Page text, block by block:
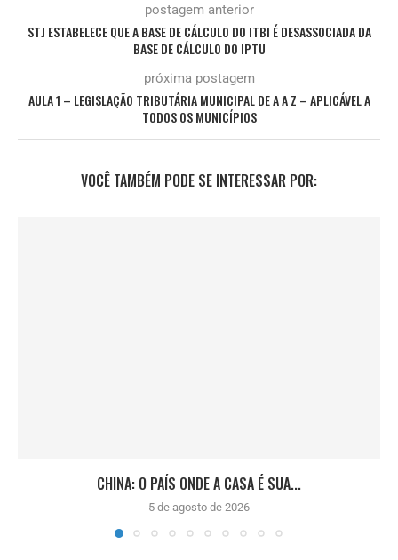
postagem anterior
STJ ESTABELECE QUE A BASE DE CÁLCULO DO ITBI É DESASSOCIADA DA
BASE DE CÁLCULO DO IPTU
próxima postagem
AULA 1 – LEGISLAÇÃO TRIBUTÁRIA MUNICIPAL DE A A Z – APLICÁVEL A
TODOS OS MUNICÍPIOS
VOCÊ TAMBÉM PODE SE INTERESSAR POR:
CHINA: O PAÍS ONDE A CASA É SUA...
5 de agosto de 2026